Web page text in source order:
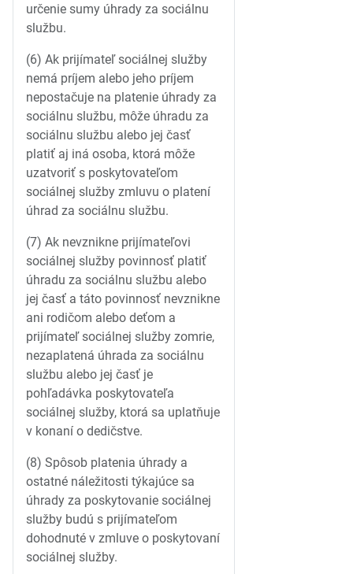
určenie sumy úhrady za sociálnu
službu.
(6) Ak prijímateľ sociálnej služby
nemá príjem alebo jeho príjem
nepostačuje na platenie úhrady za
sociálnu službu, môže úhradu za
sociálnu službu alebo jej časť
platiť aj iná osoba, ktorá môže
uzatvoriť s poskytovateľom
sociálnej služby zmluvu o platení
úhrad za sociálnu službu.
(7) Ak nevznikne prijímateľovi
sociálnej služby povinnosť platiť
úhradu za sociálnu službu alebo
jej časť a táto povinnosť nevznikne
ani rodičom alebo deťom a
prijímateľ sociálnej služby zomrie,
nezaplatená úhrada za sociálnu
službu alebo jej časť je
pohľadávka poskytovateľa
sociálnej služby, ktorá sa uplatňuje
v konaní o dedičstve.
(8) Spôsob platenia úhrady a
ostatné náležitosti týkajúce sa
úhrady za poskytovanie sociálnej
služby budú s prijímateľom
dohodnuté v zmluve o poskytovaní
sociálnej služby.